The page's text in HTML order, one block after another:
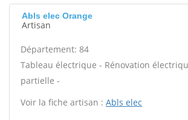
Abls elec Orange
Artisan
Département: 84
Tableau électrique - Rénovation
partielle -
Voir la fiche artisan : Abls elec